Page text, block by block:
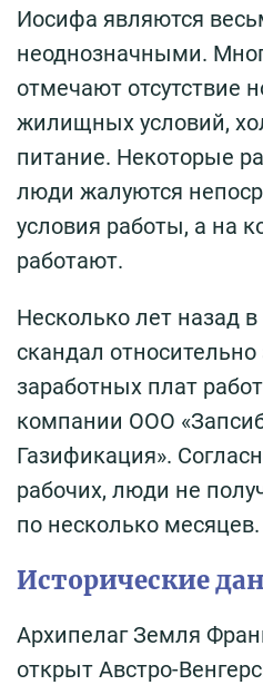
Иосифа являются
неоднозначными.
отмечают отсутствие
жилищных условий,
питание. Некоторые
люди жалуются
условия работы, а на
работают.
Несколько лет назад
скандал
заработных плат
компании ООО
Газификация».
рабочих, люди не
по несколько месяцев.
Исторические
Архипелаг Земля
открыт Австро-